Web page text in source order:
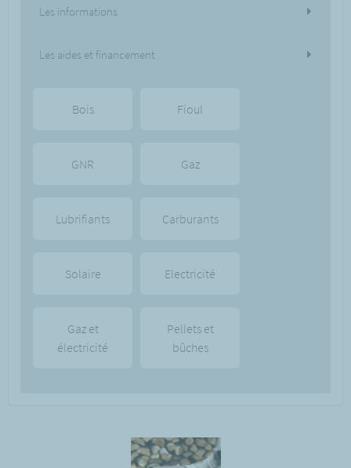
Les informations
Les aides et financement
Bois Fioul
GNR Gaz
Lubrifiants Carburants
Solaire Electricité
Gaz et
électricité
Pellets et
bûches